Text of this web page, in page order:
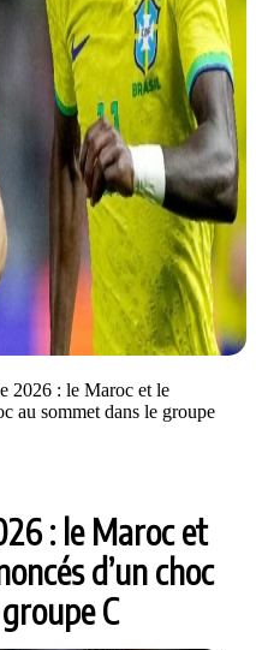
2026 : le Maroc et le
au sommet dans le groupe
: le Maroc et
d’un choc
C